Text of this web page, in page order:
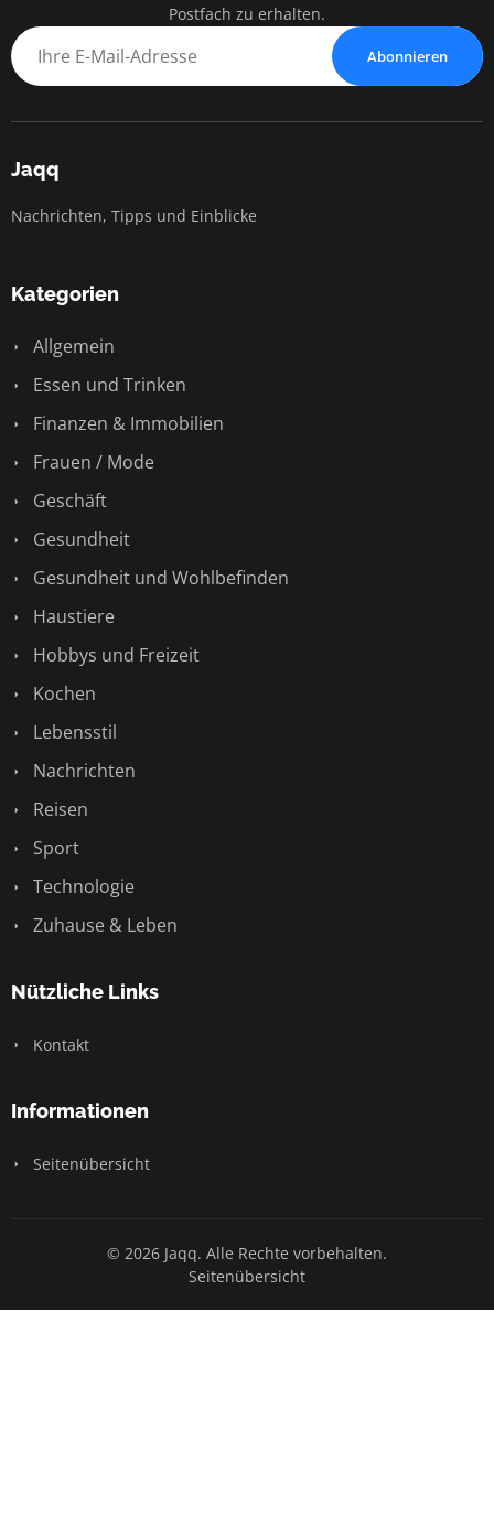
Postfach zu erhalten.
Abonnieren
Jaqq
Nachrichten, Tipps und Einblicke
Kategorien
Allgemein
Essen und Trinken
Finanzen & Immobilien
Frauen / Mode
Geschäft
Gesundheit
Gesundheit und Wohlbefinden
Haustiere
Hobbys und Freizeit
Kochen
Lebensstil
Nachrichten
Reisen
Sport
Technologie
Zuhause & Leben
Nützliche Links
Kontakt
Informationen
Seitenübersicht
© 2026 Jaqq. Alle Rechte vorbehalten.
Seitenübersicht